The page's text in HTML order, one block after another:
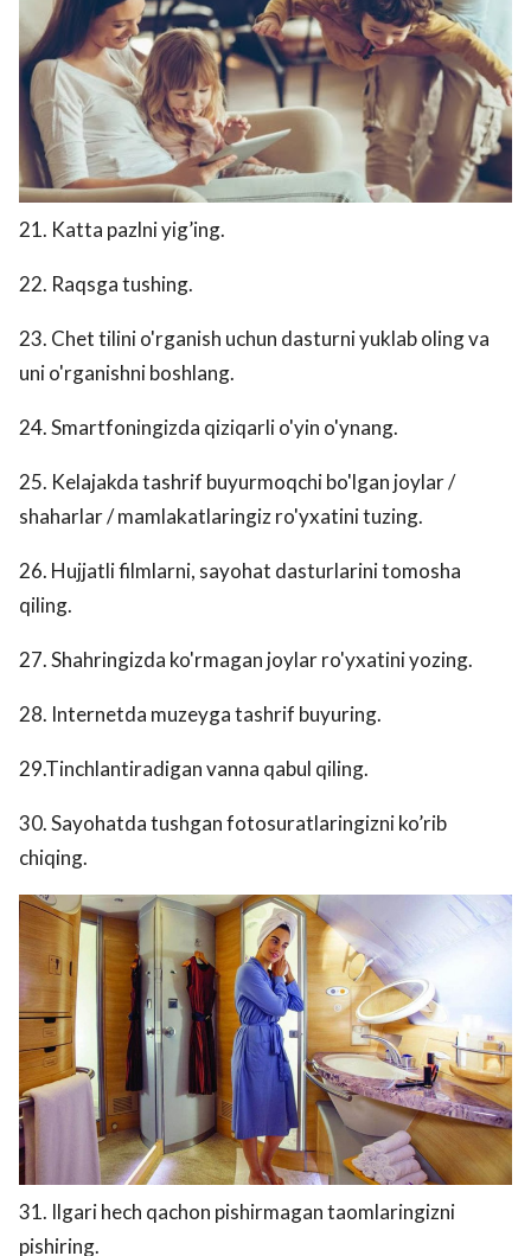
21. Katta pazlni yig’ing.
22. Raqsga tushing.
23. Chet tilini o'rganish uchun dasturni yuklab oling va
uni o'rganishni boshlang.
24. Smartfoningizda qiziqarli o'yin o'ynang.
25. Kelajakda tashrif buyurmoqchi bo'lgan joylar /
shaharlar / mamlakatlaringiz ro'yxatini tuzing.
26. Hujjatli filmlarni, sayohat dasturlarini tomosha
qiling.
27. Shahringizda ko'rmagan joylar ro'yxatini yozing.
28. Internetda muzeyga tashrif buyuring.
29.Tinchlantiradigan vanna qabul qiling.
30. Sayohatda tushgan fotosuratlaringizni ko’rib
chiqing.
31. Ilgari hech qachon pishirmagan taomlaringizni
pishiring.